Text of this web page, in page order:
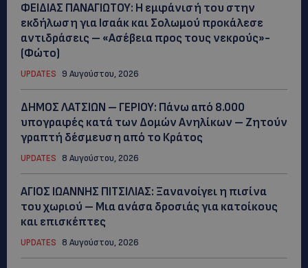
ΦΕΙΔΙΑΣ ΠΑΝΑΓΙΩΤΟΥ: Η εμφάνισή του στην
εκδήλωση για Ισαάκ και Σολωμού προκάλεσε
αντιδράσεις – «Ασέβεια προς τους νεκρούς»-
(Φώτο)
UPDATES 9 Αυγούστου, 2026
ΔΗΜΟΣ ΛΑΤΣΙΩΝ – ΓΕΡΙΟΥ: Πάνω από 8.000
υπογραφές κατά των Δομών Ανηλίκων – Ζητούν
γραπτή δέσμευση από το Κράτος
UPDATES 8 Αυγούστου, 2026
ΑΓΙΟΣ ΙΩΑΝΝΗΣ ΠΙΤΣΙΛΙΑΣ: Ξανανοίγει η πισίνα
του χωριού – Μια ανάσα δροσιάς για κατοίκους
και επισκέπτες
UPDATES 8 Αυγούστου, 2026